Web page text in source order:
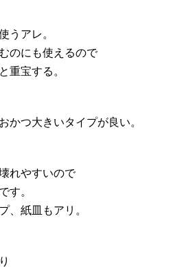
うアレ。
のにも使えるので
重宝する。
かつ大きいタイプが良い。
れやすいので
す。
、紙皿もアリ。